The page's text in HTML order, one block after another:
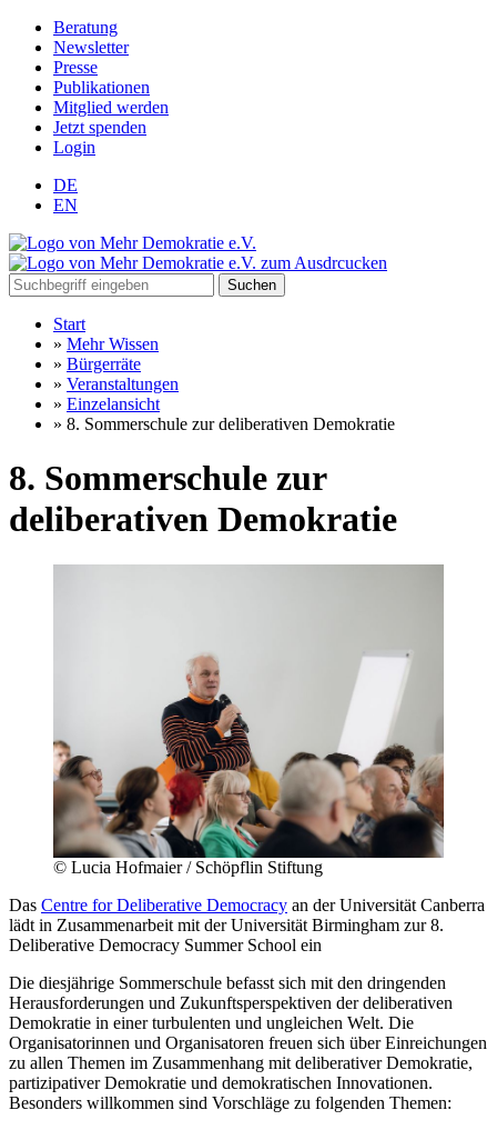
Beratung
Newsletter
Presse
Publikationen
Mitglied werden
Jetzt spenden
Login
DE
EN
Suchen
Start
» Mehr Wissen
» Bürgerräte
» Veranstaltungen
» Einzelansicht
» 8. Sommerschule zur deliberativen Demokratie
8. Sommerschule zur
deliberativen Demokratie
© Lucia Hofmaier / Schöpflin Stiftung
Das Centre for Deliberative Democracy an der Universität Canberra
lädt in Zusammenarbeit mit der Universität Birmingham zur 8.
Deliberative Democracy Summer School ein
Die diesjährige Sommerschule befasst sich mit den dringenden
Herausforderungen und Zukunftsperspektiven der deliberativen
Demokratie in einer turbulenten und ungleichen Welt. Die
Organisatorinnen und Organisatoren freuen sich über Einreichungen
zu allen Themen im Zusammenhang mit deliberativer Demokratie,
partizipativer Demokratie und demokratischen Innovationen.
Besonders willkommen sind Vorschläge zu folgenden Themen: